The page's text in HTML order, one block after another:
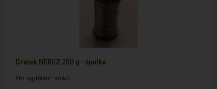
Drátek NEREZ 250 g - špulka
Pro vyplétání rámků.